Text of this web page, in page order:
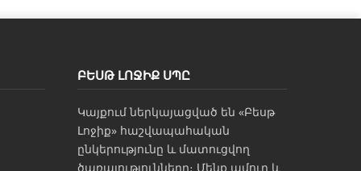
ԲԵՍԹ ԼՈՋԻՔ ՍՊԸ
Կայքում ներկայացված են «Բեսթ
Լոջիք» հաշվապահական
ընկերությունը և մատուցվող
ծառայությունները։ Մենք ամուր և